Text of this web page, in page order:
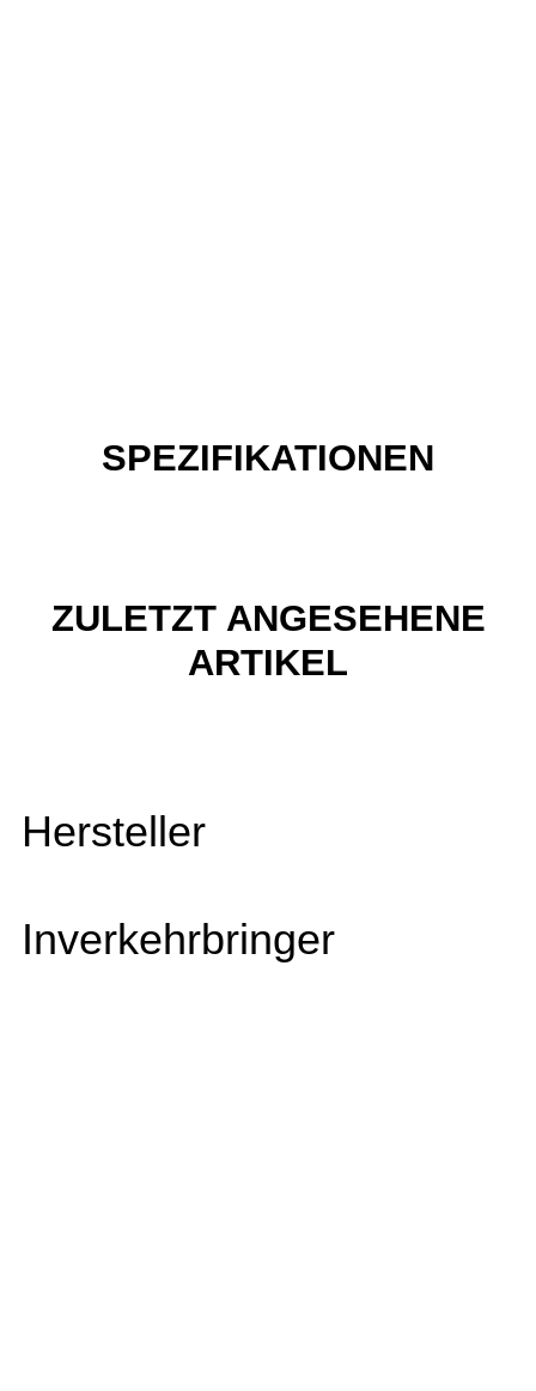
SPEZIFIKATIONEN
ZULETZT ANGESEHENE
ARTIKEL
Hersteller
Inverkehrbringer